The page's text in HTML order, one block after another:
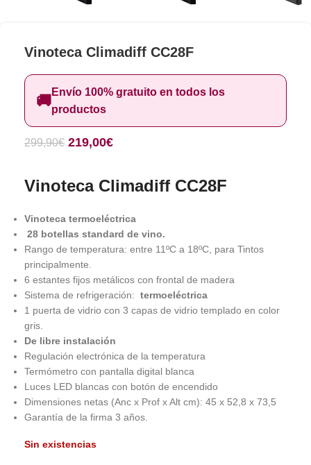
Vinoteca Climadiff CC28F
🚚Envío 100% gratuito en todos los
productos
299,90€ 219,00€
Vinoteca Climadiff CC28F
Vinoteca termoeléctrica
28 botellas standard de vino.
Rango de temperatura: entre 11ºC a 18ºC, para Tintos
principalmente.
6 estantes fijos metálicos con frontal de madera
Sistema de refrigeración: termoeléctrica
1 puerta de vidrio con 3 capas de vidrio templado en color
gris.
De libre instalación
Regulación electrónica de la temperatura
Termómetro con pantalla digital blanca
Luces LED blancas con botón de encendido
Dimensiones netas (Anc x Prof x Alt cm): 45 x 52,8 x 73,5
Garantía de la firma 3 años.
Sin existencias